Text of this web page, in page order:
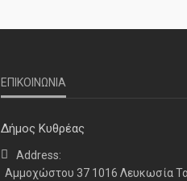
Η παρουσία μας στο 41ο
Συνέδριο της ΠΣΕΚΑ
Ουάσινγκτον
ΕΠΙΚΟΙΝΩΝΙΑ
Δήμος Κυθρέας
Address:
Αμμοχώστου 37 1016 Λευκωσία